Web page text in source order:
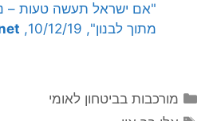
"אם ישראל תעשה טעות –
מתוך לבנון", 10/12/19,
קטגוריות
מורכבות בביטחון לאומי